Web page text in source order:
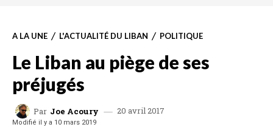
A LA UNE L'ACTUALITÉ DU LIBAN POLITIQUE
Le Liban au piège de ses
préjugés
Par Joe Acoury 20 avril 2017
Modifié il y a 10 mars 2019